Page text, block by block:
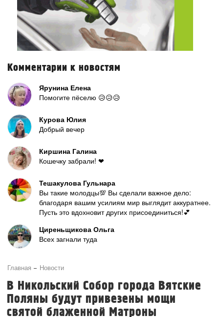
Комментарии к новостям
Ярунина Елена
Помогите пёселю 😥😥😥
Курова Юлия
Добрый вечер
Киршина Галина
Кошечку забрали! ❤
Тешакулова Гульнара
Вы такие молодцы💯 Вы сделали важное дело:
благодаря вашим усилиям мир выглядит аккуратнее.
Пусть это вдохновит других присоединиться!💕
Циреньщикова Ольга
Всех загнали туда
Главная Новости
В Никольский Собор города Вятские
Поляны будут привезены мощи
святой блаженной Матроны